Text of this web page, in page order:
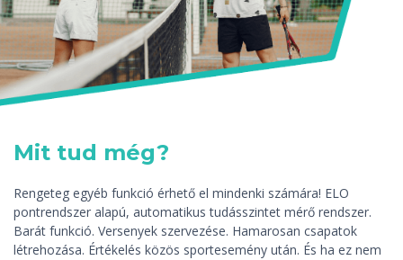
Mit tud még?
Rengeteg egyéb funkció érhető el mindenki számára! ELO
pontrendszer alapú, automatikus tudásszintet mérő rendszer.
Barát funkció. Versenyek szervezése. Hamarosan csapatok
létrehozása. Értékelés közös sportesemény után. És ha ez nem